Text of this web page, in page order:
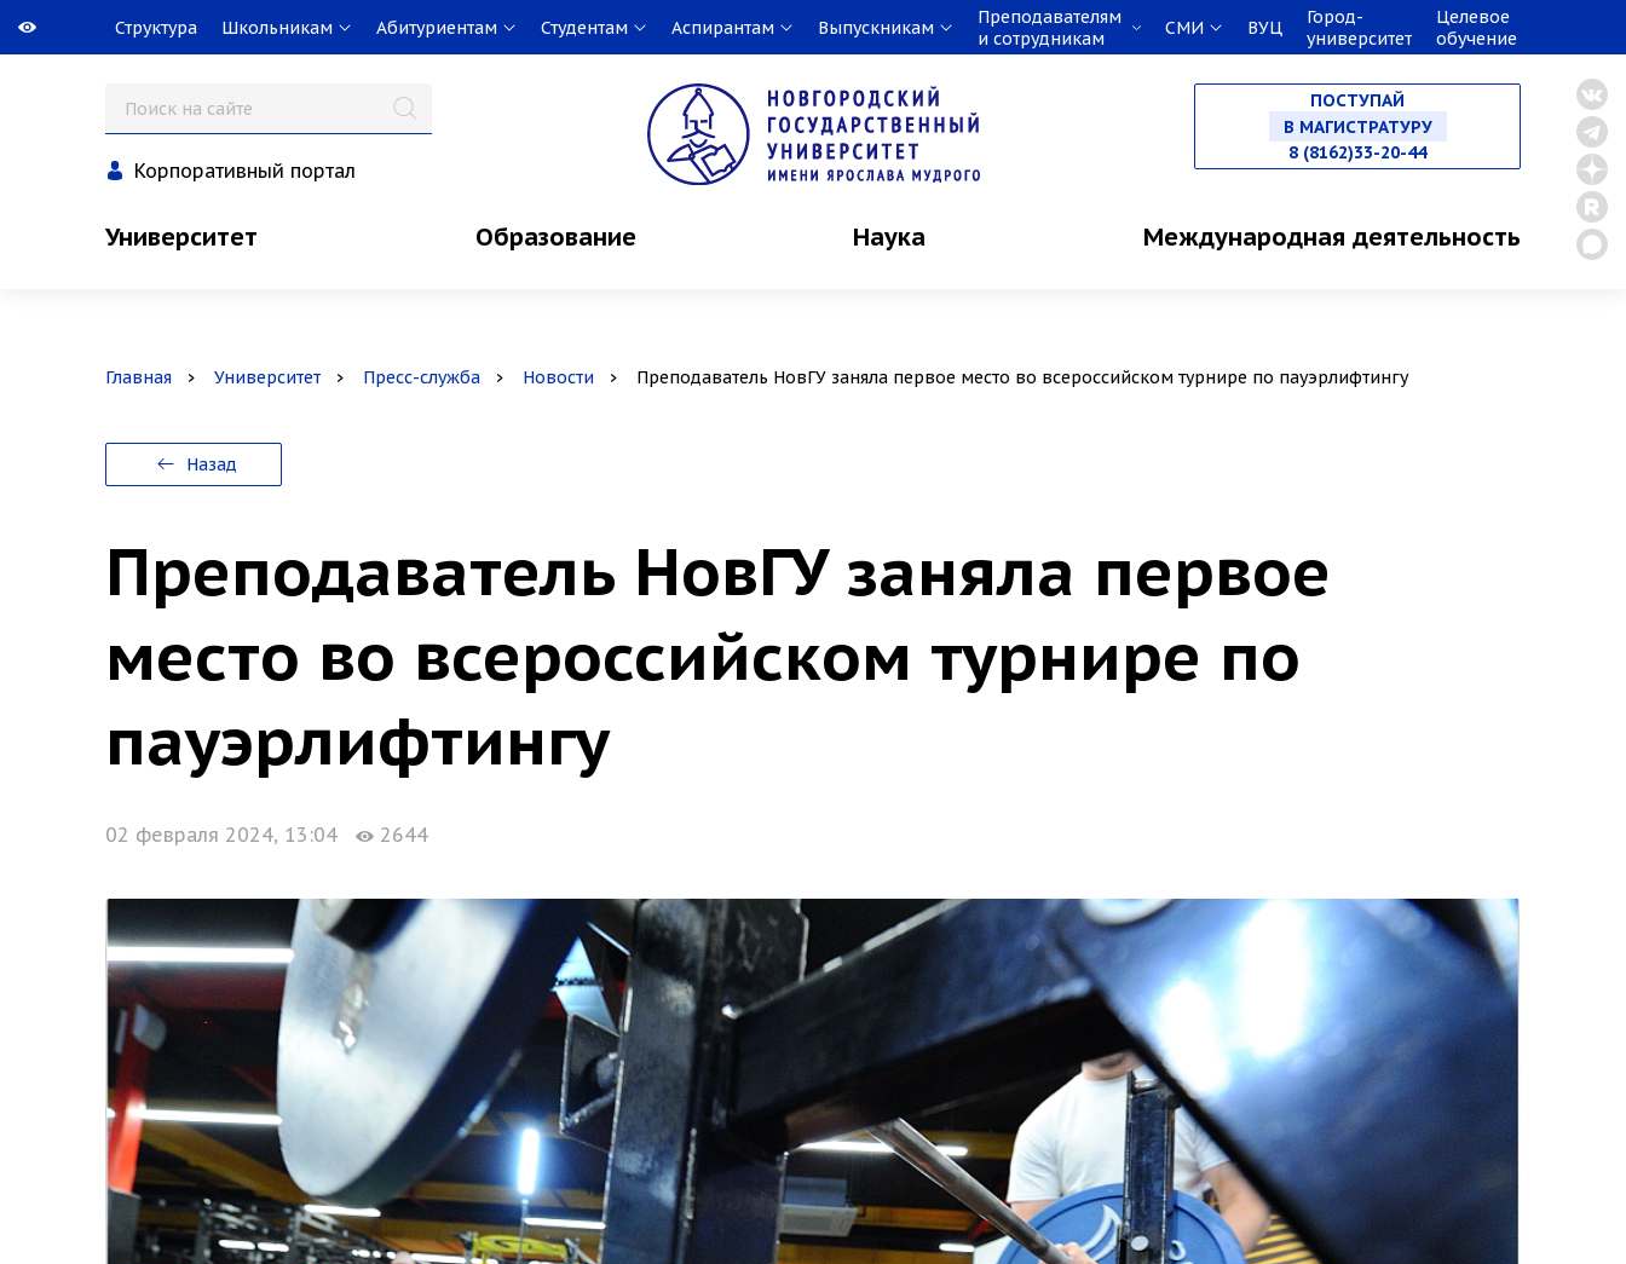
Структура Школьникам Абитуриентам Студентам Аспирантам Выпускникам
Преподавателям
и сотрудникам
СМИ ВУЦ
Город-
университет
Целевое
обучение
Корпоративный портал
ПОСТУПАЙ
НА СПЕЦИАЛИТЕТ
В МАГИСТРАТУРУ
8 (8162)33-20-44
Университет Образование Наука Международная деятельность
Главная Университет Пресс-служба Новости Преподаватель НовГУ заняла первое место во всероссийском турнире по пауэрлифтингу
Назад
Преподаватель НовГУ заняла первое
место во всероссийском турнире по
пауэрлифтингу
02 февраля 2024, 13:04 2644